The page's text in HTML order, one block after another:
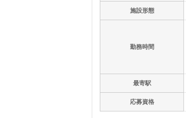
施設形態
勤務時間
最寄駅
応募資格